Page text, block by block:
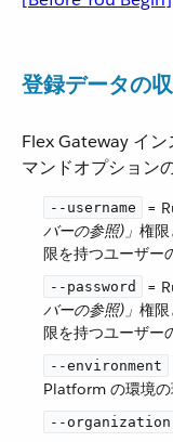
登録データの
Flex Gateway イ
マンドオプション
--username =
バーの参照)」 権限
限を持つユーザー
--password =
バーの参照)」 権限
限を持つユーザー
--environment
Platform の環境
--organization